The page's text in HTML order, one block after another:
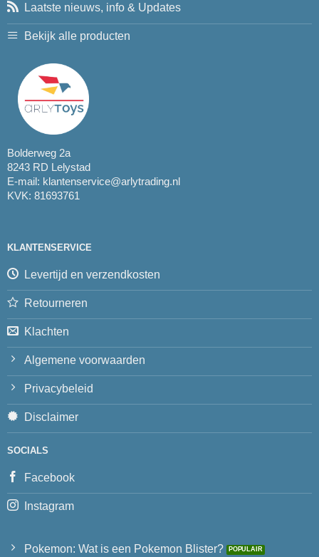
Laatste nieuws, info & Updates
Bekijk alle producten
Bolderweg 2a
8243 RD Lelystad
E-mail: klantenservice@arlytrading.nl
KVK: 81693761
KLANTENSERVICE
Levertijd en verzendkosten
Retourneren
Klachten
Algemene voorwaarden
Privacybeleid
Disclaimer
SOCIALS
Facebook
Instagram
Pokemon: Wat is een Pokemon Blister?